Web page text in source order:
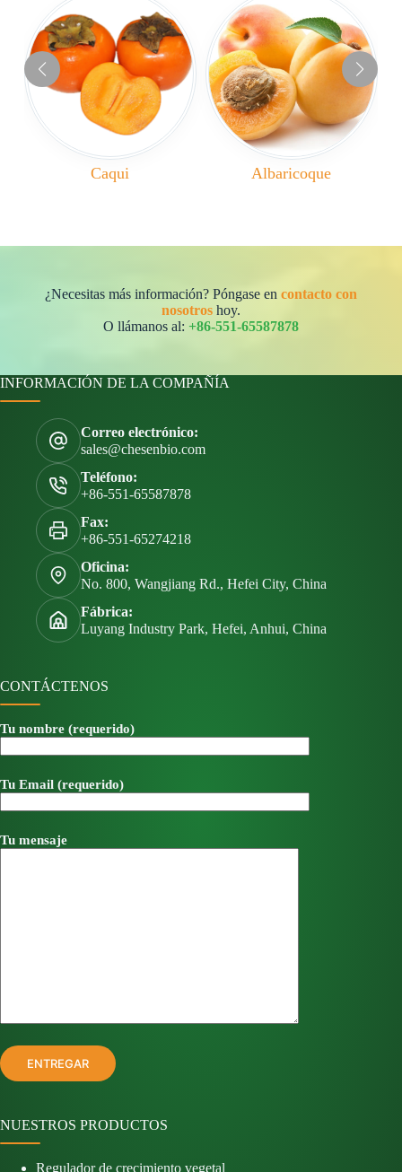
Caqui Albaricoque
¿Necesitas más información? Póngase en contacto con
nosotros hoy.
O llámanos al: +86-551-65587878
INFORMACIÓN DE LA COMPAÑÍA
Correo electrónico:
sales@chesenbio.com
Teléfono:
+86-551-65587878
Fax:
+86-551-65274218
Oficina:
No. 800, Wangjiang Rd., Hefei City, China
Fábrica:
Luyang Industry Park, Hefei, Anhui, China
CONTÁCTENOS
Tu nombre (requerido)
Tu Email (requerido)
Tu mensaje
NUESTROS PRODUCTOS
Regulador de crecimiento vegetal